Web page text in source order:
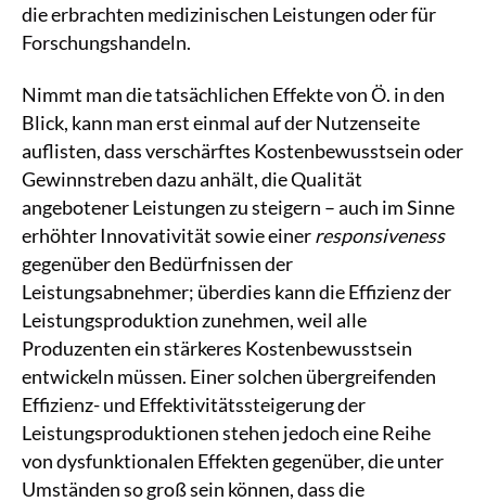
die erbrachten medizinischen Leistungen oder für
Forschungshandeln.
Nimmt man die tatsächlichen Effekte von Ö. in den
Blick, kann man erst einmal auf der Nutzenseite
auflisten, dass verschärftes Kostenbewusstsein oder
Gewinnstreben dazu anhält, die Qualität
angebotener Leistungen zu steigern – auch im Sinne
erhöhter Innovativität sowie einerresponsiveness
gegenüber den Bedürfnissen der
Leistungsabnehmer; überdies kann die Effizienz der
Leistungsproduktion zunehmen, weil alle
Produzenten ein stärkeres Kostenbewusstsein
entwickeln müssen. Einer solchen übergreifenden
Effizienz- und Effektivitätssteigerung der
Leistungsproduktionen stehen jedoch eine Reihe
von dysfunktionalen Effekten gegenüber, die unter
Umständen so groß sein können, dass die